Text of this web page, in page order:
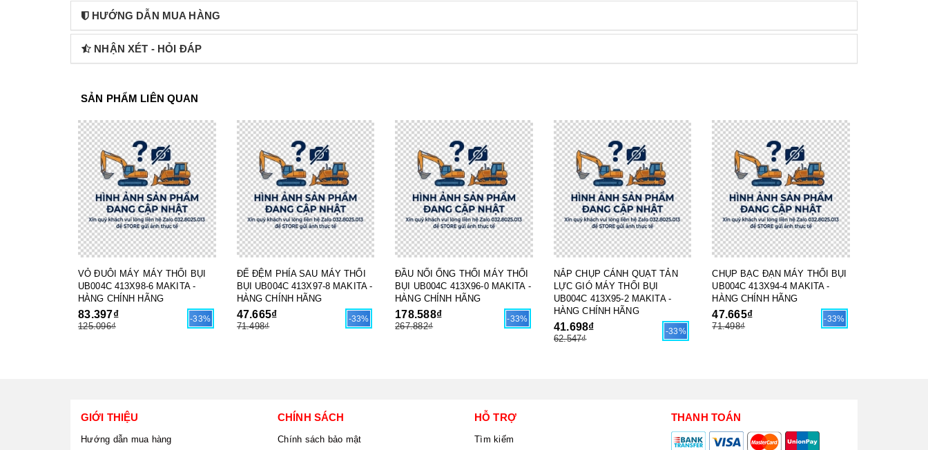
HƯỚNG DẪN MUA HÀNG
NHẬN XÉT - HỎI ĐÁP
SẢN PHẨM LIÊN QUAN
VỎ ĐUÔI MÁY MÁY THỔI BỤI
UB004C 413X98-6 MAKITA -
HÀNG CHÍNH HÃNG
83.397₫
125.096₫
-33%
ĐẾ ĐỆM PHÍA SAU MÁY THỔI
BỤI UB004C 413X97-8 MAKITA -
HÀNG CHÍNH HÃNG
47.665₫
71.498₫
-33%
ĐẦU NỐI ỐNG THỔI MÁY THỔI
BỤI UB004C 413X96-0 MAKITA -
HÀNG CHÍNH HÃNG
178.588₫
267.882₫
-33%
NẮP CHỤP CÁNH QUẠT TẢN
LỰC GIÓ MÁY THỔI BỤI
UB004C 413X95-2 MAKITA -
HÀNG CHÍNH HÃNG
41.698₫
62.547₫
-33%
CHỤP BẠC ĐẠN MÁY THỔI BỤI
UB004C 413X94-4 MAKITA -
HÀNG CHÍNH HÃNG
47.665₫
71.498₫
-33%
GIỚI THIỆU
Hướng dẫn mua hàng
CHÍNH SÁCH
Chính sách bảo mật
HỖ TRỢ
Tìm kiếm
THANH TOÁN